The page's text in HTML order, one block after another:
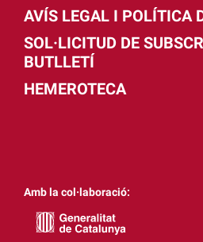
AVÍS LEGAL I POLÍTICA
SOL·LICITUD DE
BUTLLETÍ
HEMEROTECA
Amb la col·laboració: